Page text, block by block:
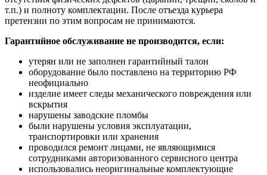
т.п.) и полноту комплектации. После отъезда курьера
претензии по этим вопросам не принимаются.
Гарантийное обслуживание не производится, если:
утерян или не заполнен гарантийный талон
оборудование было поставлено на территорию РФ
неофициально
изделие имеет следы механического повреждения или
вскрытия
нарушены заводские пломбы
были нарушены условия эксплуатации,
транспортировки или хранения
проводился ремонт лицами, не являющимися
сотрудниками авторизованного сервисного центра
использовались неоригинальные комплектующие